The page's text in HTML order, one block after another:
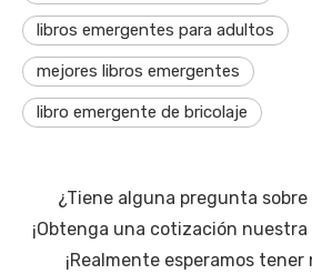
libros emergentes para adultos
mejores libros emergentes
libro emergente de bricolaje
¿Tiene alguna pregunta
¡Obtenga una cotización
¡Realmente esperamos